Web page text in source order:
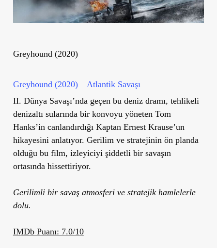
Greyhound (2020)
Greyhound (2020) – Atlantik Savaşı
II. Dünya Savaşı’nda geçen bu deniz dramı, tehlikeli
denizaltı sularında bir konvoyu yöneten Tom
Hanks’in canlandırdığı Kaptan Ernest Krause’un
hikayesini anlatıyor. Gerilim ve stratejinin ön planda
olduğu bu film, izleyiciyi şiddetli bir savaşın
ortasında hissettiriyor.
Gerilimli bir savaş atmosferi ve stratejik hamlelerle
dolu.
IMDb Puanı: 7.0/10